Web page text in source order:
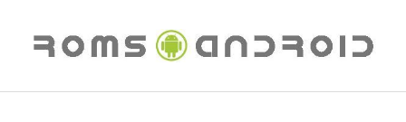
contenido